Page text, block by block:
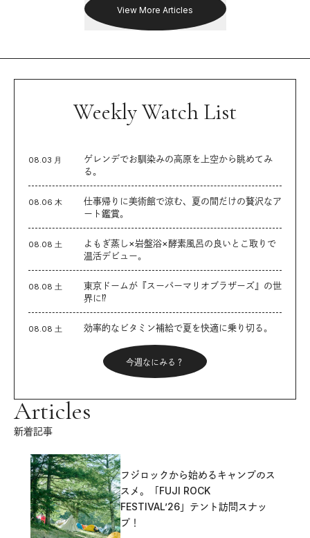
View More Articles
Weekly Watch List
08.03 月
ゲレンデでお馴染みの高原を上空から眺めてみ
る。
08.06 木
仕事帰りに美術館で涼む、夏の間だけの贅沢なア
ート鑑賞。
08.08 土
よもぎ蒸し×岩盤浴×酵素風呂の良いとこ取りで
温活デビュー。
08.08 土
東京ドームが『スーパーマリオブラザーズ』の世
界に⁉︎
08.08 土 効率的なビタミン補給で夏を快適に乗り切る。
今週なにみる？
Articles
新着記事
フジロックから始めるキャンプのス
スメ。「FUJI ROCK
FESTIVAL’26」テント訪問スナッ
プ！